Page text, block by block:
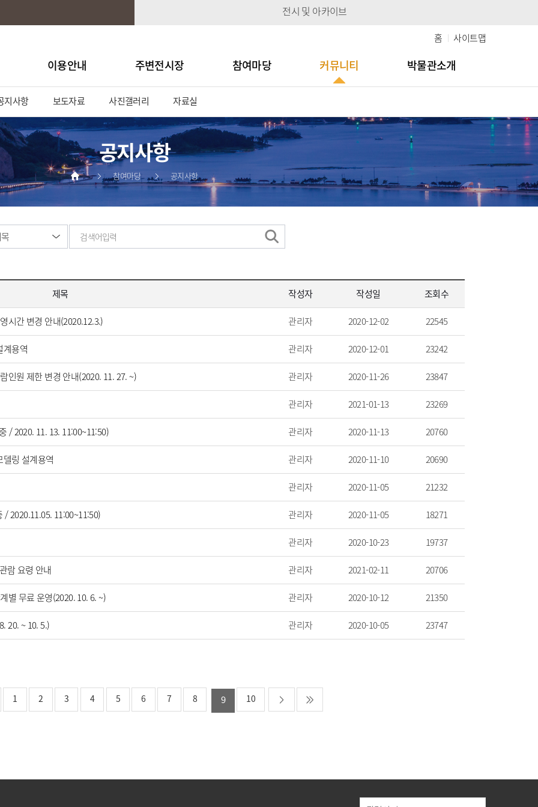
전시 및 아카이브
홈 사이트맵
이용안내 주변전시장 참여마당 커뮤니티 박물관소개
지사항 보도자료 사진갤러리 자료실
공지사항
참여마당 공지사항
제목 작성자 작성일 조회수
시간 변경 안내(2020.12.3.) 관리자 2020-12-02 22545
계용역 관리자 2020-12-01 23242
인원 제한 변경 안내(2020. 11. 27. ~) 관리자 2020-11-26 23847
관리자 2021-01-13 23269
/ 2020. 11. 13. 11:00~11:50) 관리자 2020-11-13 20760
링 설계용역 관리자 2020-11-10 20690
관리자 2020-11-05 21232
2020.11.05. 11:00~11:50) 관리자 2020-11-05 18271
관리자 2020-10-23 19737
람 요령 안내 관리자 2021-02-11 20706
별 무료 운영(2020. 10. 6. ~) 관리자 2020-10-12 21350
20. ~ 10. 5.) 관리자 2020-10-05 23747
1 2 3 4 5 6 7 8 9 10